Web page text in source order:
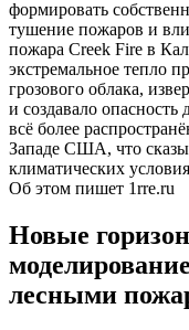
формировать
тушение пожаров и
пожара Creek Fire в
экстремальное тепло
грозового облака,
и создавало
всё более
Западе США, что
климатических
Об этом пишет 1rre.ru
Новые
лесными